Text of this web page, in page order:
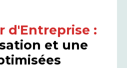
d'Entreprise :
et une